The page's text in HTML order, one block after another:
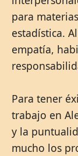
para
estadística.
empatía,
Para tener
trabajo en
y la
mucho los